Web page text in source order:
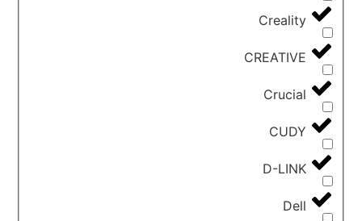
Creality
CREATIVE
Crucial
CUDY
D-LINK
Dell